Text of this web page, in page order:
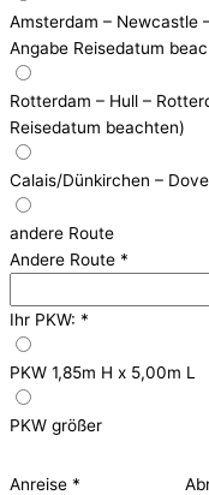
Amsterdam – Newcastle
Angabe Reisedatum
Rotterdam – Hull –
Reisedatum beachten)
Calais/Dünkirchen –
andere Route
Andere Route *
Ihr PKW: *
PKW 1,85m H x 5,00m L
PKW größer
Anreise *